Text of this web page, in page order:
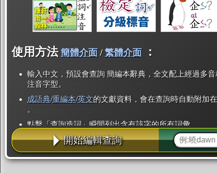
使用方法 簡體介面/繁體介面 ：
輸入中文，預設會查詢 簡編本辭典，全文配上經過多
注音字型。
成語典/重編本/英文的文獻資料，會在查詢時自動附加
。
點擊「查詢造詞」瞬間列出含有該字的所有詞彙。
點「部首」瞬間列出所有「同部首字」。也支援查詢「
辭典解釋的全文都經過自動斷詞，點擊便可瞬間「連續
用手動重複輸入。
開始編輯查詢